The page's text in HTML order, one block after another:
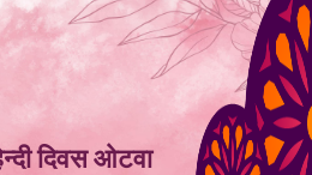
दिवस ओटवा